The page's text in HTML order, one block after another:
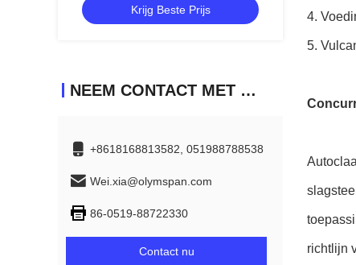
Lage
Krijg Beste Prijs
NEEM CONTACT MET ONS OP
+8618168813582, 051988788538
Wei.xia@olymspan.com
86-0519-88722330
Contact nu
4.
5.
richtlijn